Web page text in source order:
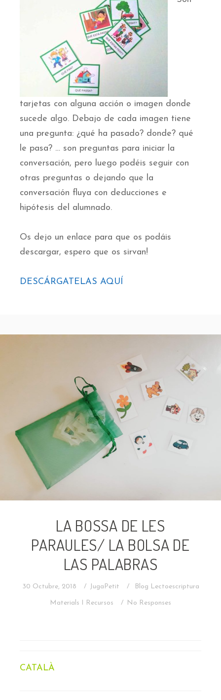
tarjetas con alguna acción o imagen donde
sucede algo. Debajo de cada imagen tiene
una pregunta: ¿qué ha pasado? donde? qué
le pasa? … son preguntas para iniciar la
conversación, pero luego podéis seguir con
otras preguntas o dejando que la
conversación fluya con deducciones e
hipótesis del alumnado.
Os dejo un enlace para que os podáis
descargar, espero que os sirvan!
DESCÁRGATELAS AQUÍ
LA BOSSA DE LES
PARAULES/ LA BOLSA DE
LAS PALABRAS
30 Octubre, 2018 JugaPetit Blog Lectoescriptura
Materials I Recursos No Responses
CATALÀ